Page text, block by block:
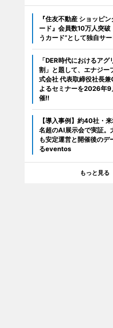
『住友不動産 ショッピ
ード』会員数10万人突破
うカード”として独自サ
「DER時代におけるア
割」と題して、エナジー
式会社 代表取締役社長兼
よるセミナーを2026年
催!!
【導入事例】約40社・
名超のAI展示会で実証。
も安定運営と開催後のデ
るeventos
もっと見る